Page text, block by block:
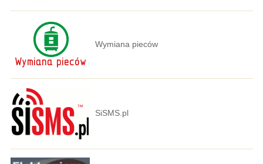
Wymiana pieców
SiSMS.pl